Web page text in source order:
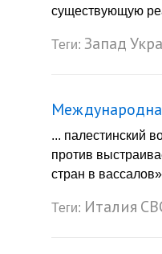
существующую
Теги: Запад
... палестинский
против
стран в
Теги: Италия